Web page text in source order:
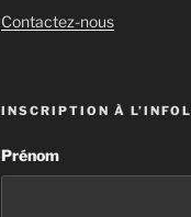
Contactez-nous
INSCRIPTION À
Prénom